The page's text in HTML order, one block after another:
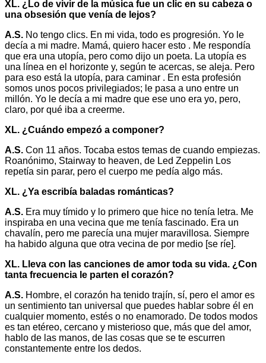
XL. ¿Lo de vivir de la música fue un clic en su cabeza o
una obsesión que venía de lejos?
A.S. No tengo clics. En mi vida, todo es progresión. Yo le
decía a mi madre. Mamá, quiero hacer esto . Me respondía
que era una utopía, pero como dijo un poeta. La utopía es
una línea en el horizonte y, según te acercas, se aleja. Pero
para eso está la utopía, para caminar . En esta profesión
somos unos pocos privilegiados; le pasa a uno entre un
millón. Yo le decía a mi madre que ese uno era yo, pero,
claro, por qué iba a creerme.
XL. ¿Cuándo empezó a componer?
A.S. Con 11 años. Tocaba estos temas de cuando empiezas.
Roanónimo, Stairway to heaven, de Led Zeppelin Los
repetía sin parar, pero el cuerpo me pedía algo más.
XL. ¿Ya escribía baladas románticas?
A.S. Era muy tímido y lo primero que hice no tenía letra. Me
inspiraba en una vecina que me tenía fascinado. Era un
chavalín, pero me parecía una mujer maravillosa. Siempre
ha habido alguna que otra vecina de por medio [se ríe].
XL. Lleva con las canciones de amor toda su vida. ¿Con
tanta frecuencia le parten el corazón?
A.S. Hombre, el corazón ha tenido trajín, sí, pero el amor es
un sentimiento tan universal que puedes hablar sobre él en
cualquier momento, estés o no enamorado. De todos modos
es tan etéreo, cercano y misterioso que, más que del amor,
hablo de las manos, de las cosas que se te escurren
constantemente entre los dedos.